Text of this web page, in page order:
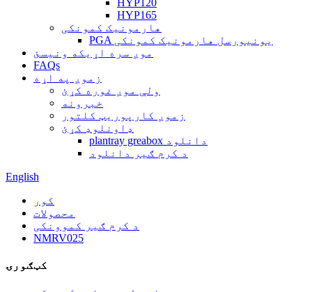
HYP120
HYP165
هارمونیک کمونکی
PGA یونیورسل هارمونیک کمونکی
موږ سره اړیکه ونیسئ
FAQs
زموږ په اړه
ولې موږ غوره کړئ
خبرونه
زموږ کارپوریټ کلتور
ډاونلوډ کړئ
plantray greabox دانلود
د کرم ګیر دانلود
English
کور
محصولات
د کرم ګیر کموونکی
NMRV025
کټګورۍ